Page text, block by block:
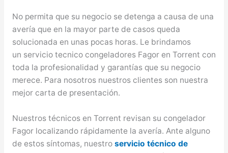
No permita que su negocio se detenga a causa de una
avería que en la mayor parte de casos queda
solucionada en unas pocas horas. Le brindamos
un servicio tecnico congeladores Fagor en Torrent con
toda la profesionalidad y garantías que su negocio
merece. Para nosotros nuestros clientes son nuestra
mejor carta de presentación.
Nuestros técnicos en Torrent revisan su congelador
Fagor localizando rápidamente la avería. Ante alguno
de estos síntomas, nuestro servicio técnico de